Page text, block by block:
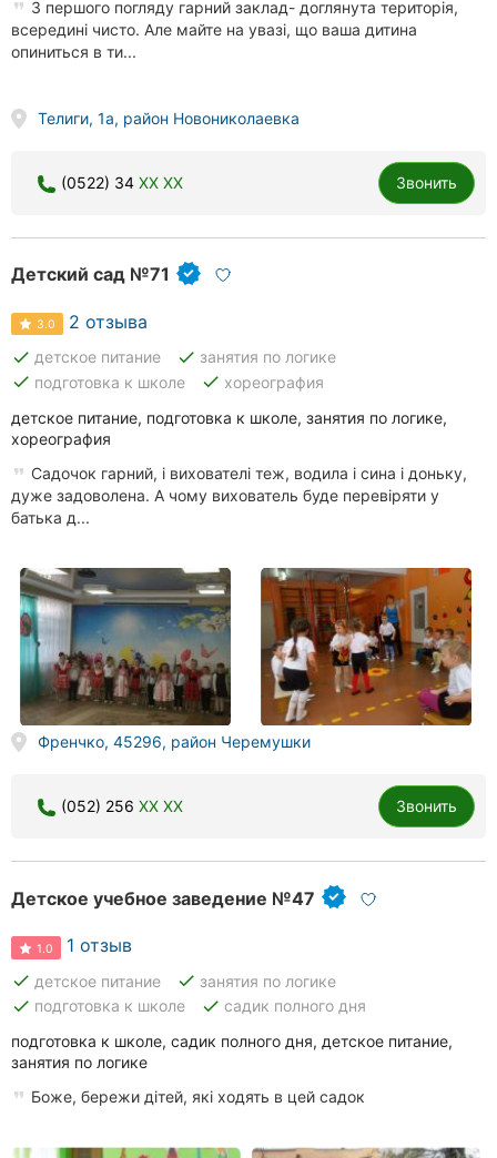
З першого погляду гарний заклад- доглянута територія,
всередині чисто. Але майте на увазі, що ваша дитина
опиниться в ти...
Телиги, 1а, район Новониколаевка
(0522) 34 XX XX Звонить
Детский сад №71
3.0 2 отзыва
done детское питание done занятия по логике
done подготовка к школе done хореография
детское питание, подготовка к школе, занятия по логике,
хореография
Садочок гарний, і вихователі теж, водила і сина і доньку,
дуже задоволена. А чому вихователь буде перевіряти у
батька д...
Френчко, 45296, район Черемушки
(052) 256 XX XX Звонить
Детское учебное заведение №47
1.0 1 отзыв
done детское питание done занятия по логике
done подготовка к школе done садик полного дня
подготовка к школе, садик полного дня, детское питание,
занятия по логике
Боже, бережи дітей, які ходять в цей садок